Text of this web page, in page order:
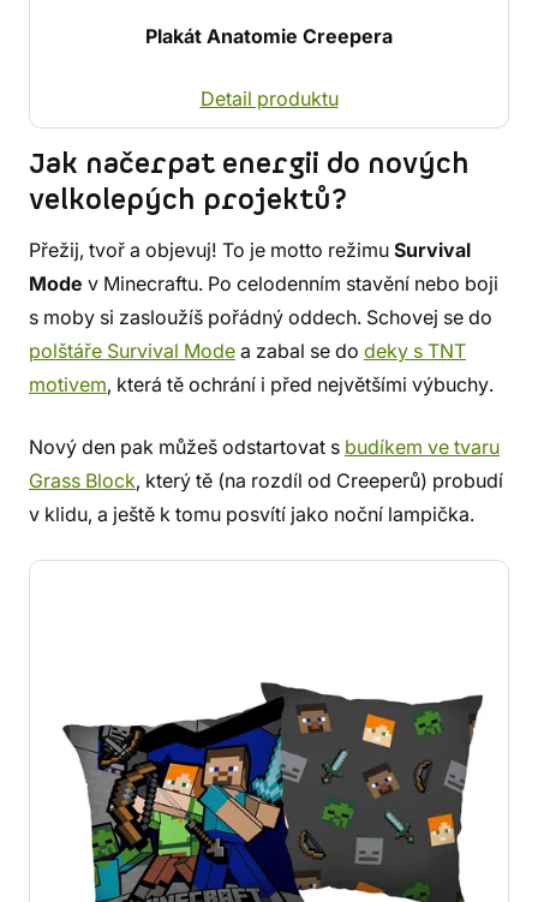
Plakát Anatomie Creepera
Detail produktu
Jak načerpat energii do nových
velkolepých projektů?
Přežij, tvoř a objevuj! To je motto režimu Survival
Mode v Minecraftu. Po celodenním stavění nebo boji
s moby si zasloužíš pořádný oddech. Schovej se do
polštáře Survival Mode a zabal se do deky s TNT
motivem, která tě ochrání i před největšími výbuchy.
Nový den pak můžeš odstartovat s budíkem ve tvaru
Grass Block, který tě (na rozdíl od Creeperů) probudí
v klidu, a ještě k tomu posvítí jako noční lampička.